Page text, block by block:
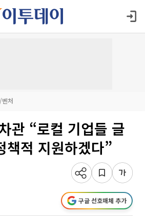
처
관 “로컬 기업들 글
책적 지원하겠다”
구글 선호매체 추가